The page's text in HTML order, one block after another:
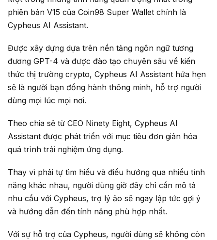
phiên bản V15 của Coin98 Super Wallet chính là
Cypheus AI Assistant.
Được xây dựng dựa trên nền tảng ngôn ngữ tương
đương GPT-4 và được đào tạo chuyên sâu về kiến
thức thị trường crypto, Cypheus AI Assistant hứa hẹn
sẽ là người bạn đồng hành thông minh, hỗ trợ người
dùng mọi lúc mọi nơi.
Theo chia sẻ từ CEO Ninety Eight, Cypheus AI
Assistant được phát triển với mục tiêu đơn giản hóa
quá trình trải nghiệm ứng dụng.
Thay vì phải tự tìm hiểu và điều hướng qua nhiều tính
năng khác nhau, người dùng giờ đây chỉ cần mô tả
nhu cầu với Cypheus, trợ lý ảo sẽ ngay lập tức gợi ý
và hướng dẫn đến tính năng phù hợp nhất.
Với sự hỗ trợ của Cypheus, người dùng sẽ không còn